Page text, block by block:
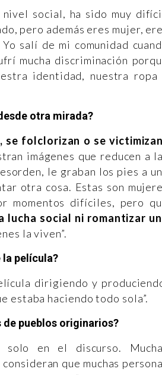
social, ha sido muy
pero además eres mujer,
salí de mi comunidad
mucha discriminación
identidad, nuestra ropa
otra mirada?
se folclorizan o se
imágenes que reducen a
le graban los pies a
otra cosa. Estas son
momentos difíciles, pero
lucha social ni romantizar
la viven”.
película?
dirigiendo y
estaba haciendo todo sola”.
pueblos originarios?
en el discurso.
que muchas